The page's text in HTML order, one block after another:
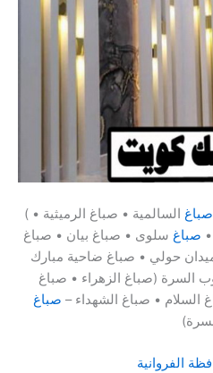
( صباغ السالمية • صباغ الرميثية •
صباغ سلوى • صباغ بيان • صباغ
حولي • صباغ ضاحية مبارك
السرة (صباغ الزهراء • صباغ
السلام • صباغ الشهداء – صباغ
الفروانية